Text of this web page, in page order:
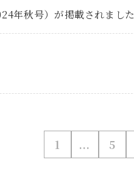
年秋号）が掲載されました
1 ... 5